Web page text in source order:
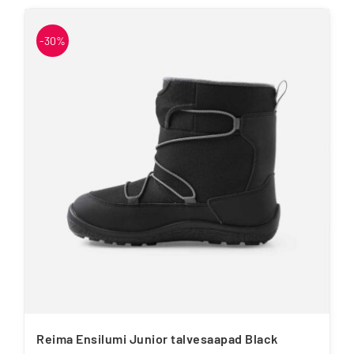
on
mitu
-30%
Reima Ensilumi Junior talvesaapad Black